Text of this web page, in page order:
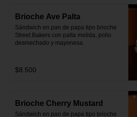
Brioche Ave Palta
Sándwich en pan de papa tipo brioche
Street Bakers con palta molida, pollo
desmechado y mayonesa.
$8.500
Brioche Cherry Mustard
Sándwich en pan de papa tipo brioche